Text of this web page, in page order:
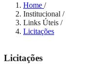
Home /
Institucional /
Links Úteis /
Licitações
Licitações